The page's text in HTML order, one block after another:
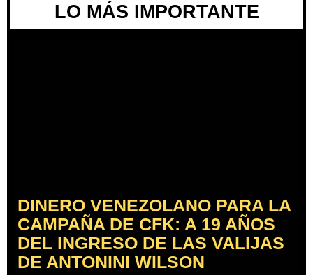
LO MÁS IMPORTANTE
DINERO VENEZOLANO PARA LA
CAMPAÑA DE CFK: A 19 AÑOS
DEL INGRESO DE LAS VALIJAS
DE ANTONINI WILSON